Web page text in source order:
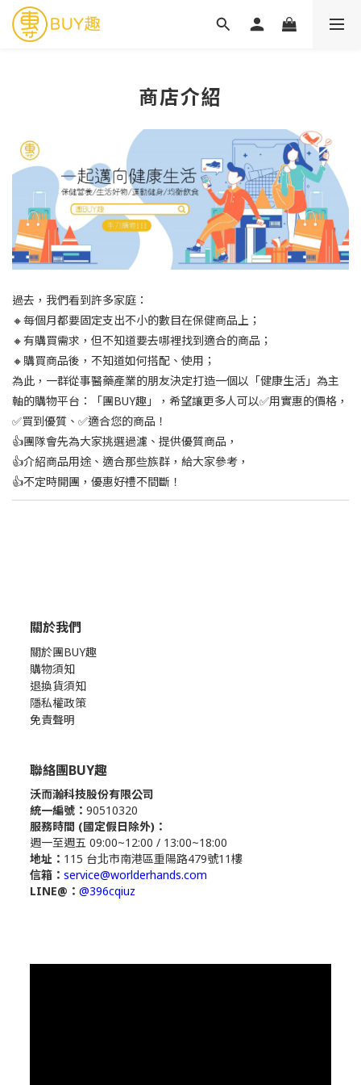
商店介紹
過去，我們看到許多家庭：
🔸每個月都要固定支出不小的數目在保健商品上；
🔸有購買需求，但不知道要去哪裡找到適合的商品；
🔸購買商品後，不知道如何搭配、使用；
為此，一群從事醫藥產業的朋友決定打造一個以「健康生活」為主
軸的購物平台：「團BUY趣」，希望讓更多人可以✅用實惠的價格，
✅買到優質、✅適合您的商品！
👍團隊會先為大家挑選過濾、提供優質商品，
👍介紹商品用途、適合那些族群，給大家參考，
👍不定時開團，優惠好禮不間斷！
關於我們
關於團BUY趣
購物須知
退換貨須知
隱私權政策
免責聲明
聯絡團BUY趣
沃而瀚科技股份有限公司
統一編號： 90510320
服務時間 (國定假日除外)：
週一至週五 09:00~12:00 / 13:00~18:00
地址： 115 台北市南港區重陽路479號11樓
信箱： service@worlderhands.com
LINE@： @396cqiuz